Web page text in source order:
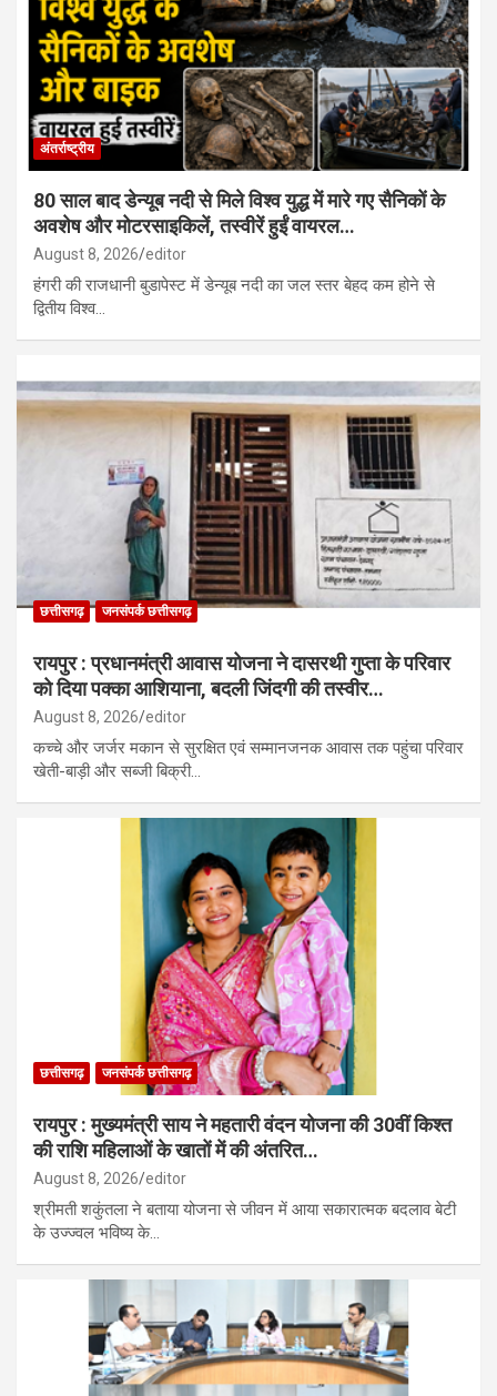
राजस्थान में स्थानीय निकाय चुनाव से पहले कांग्रेस में खुली कलह, टिकट बंटवारे
और वर्चस्व को लेकर बढ़ा विवाद…
अंतर्राष्ट्रीय
80 साल बाद डेन्यूब नदी से मिले विश्व युद्ध में मारे गए सैनिकों के
अवशेष और मोटरसाइकिलें, तस्वीरें हुईं वायरल…
August 8, 2026 editor
हंगरी की राजधानी बुडापेस्ट में डेन्यूब नदी का जल स्तर बेहद कम होने से
द्वितीय विश्व…
छत्तीसगढ़ जनसंपर्क छत्तीसगढ़
रायपुर : प्रधानमंत्री आवास योजना ने दासरथी गुप्ता के परिवार
को दिया पक्का आशियाना, बदली जिंदगी की तस्वीर…
August 8, 2026 editor
कच्चे और जर्जर मकान से सुरक्षित एवं सम्मानजनक आवास तक पहुंचा परिवार
खेती-बाड़ी और सब्जी बिक्री…
छत्तीसगढ़ जनसंपर्क छत्तीसगढ़
रायपुर : मुख्यमंत्री साय ने महतारी वंदन योजना की 30वीं किश्त
की राशि महिलाओं के खातों में की अंतरित…
August 8, 2026 editor
श्रीमती शकुंतला ने बताया योजना से जीवन में आया सकारात्मक बदलाव बेटी
के उज्ज्वल भविष्य के…